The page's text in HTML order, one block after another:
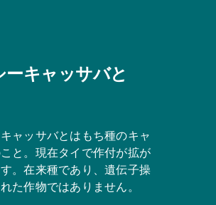
ーキャッサバと
ャッサバとはもち種のキャ
と。現在タイで作付が拡が
。在来種であり、遺伝子操
た作物ではありません。